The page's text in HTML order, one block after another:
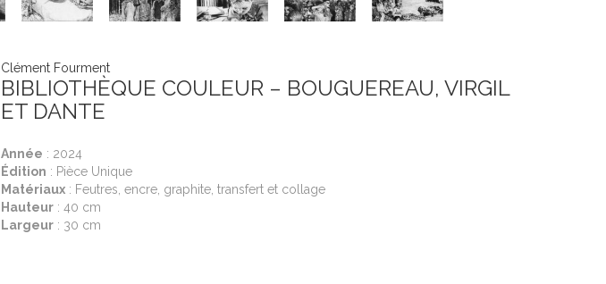
Clément Fourment
BIBLIOTHÈQUE COULEUR – BOUGUEREAU, VIRGIL
ET DANTE
Année : 2024
Édition : Pièce Unique
Matériaux : Feutres, encre, graphite, transfert et collage
Hauteur : 40 cm
Largeur : 30 cm